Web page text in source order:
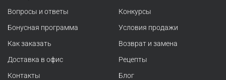
Вопросы и ответы
Бонусная программа
Как заказать
Доставка в офис
Контакты
Конкурсы
Условия продажи
Возврат и замена
Рецепты
Блог